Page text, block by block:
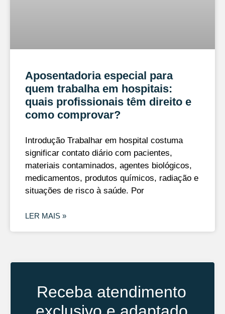
Aposentadoria especial para
quem trabalha em hospitais:
quais profissionais têm direito e
como comprovar?
Introdução Trabalhar em hospital costuma
significar contato diário com pacientes,
materiais contaminados, agentes biológicos,
medicamentos, produtos químicos, radiação e
situações de risco à saúde. Por
LER MAIS »
Receba atendimento